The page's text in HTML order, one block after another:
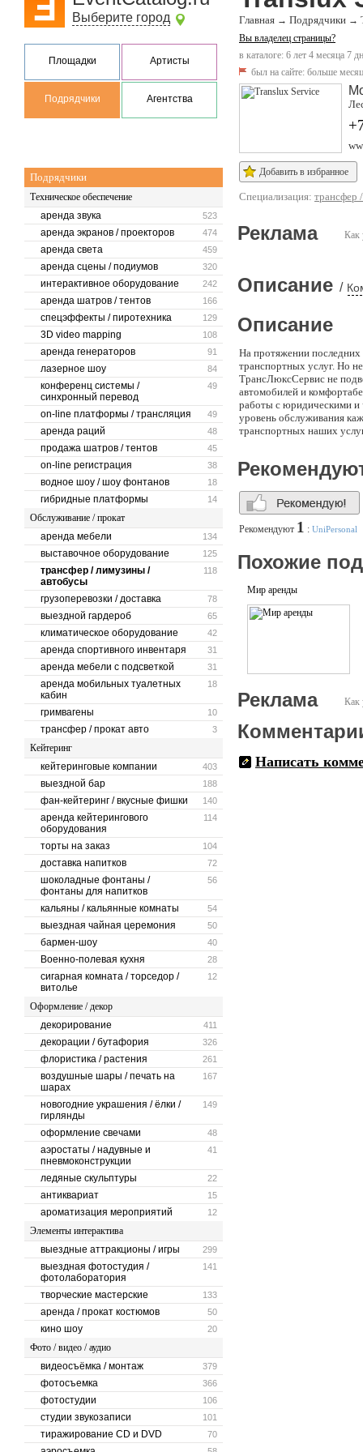
Выберите город
Площадки Артисты
Подрядчики Агентства
Подрядчики
Техническое обеспечение
523
аренда звука
474
аренда экранов / проекторов
459
аренда света
320
аренда сцены / подиумов
242
интерактивное оборудование
166
аренда шатров / тентов
129
спецэффекты / пиротехника
108
3D video mapping
91
аренда генераторов
84
лазерное шоу
49
конференц системы /
синхронный перевод
49
on-line платформы / трансляция
48
аренда раций
45
продажа шатров / тентов
38
on-line регистрация
18
водное шоу / шоу фонтанов
14
гибридные платформы
Обслуживание / прокат
134
аренда мебели
125
выставочное оборудование
118
трансфер / лимузины /
автобусы
78
грузоперевозки / доставка
65
выездной гардероб
42
климатическое оборудование
31
аренда спортивного инвентаря
31
аренда мебели с подсветкой
18
аренда мобильных туалетных
кабин
10
гримвагены
3
трансфер / прокат авто
Кейтеринг
403
кейтеринговые компании
188
выездной бар
140
фан-кейтеринг / вкусные фишки
114
аренда кейтерингового
оборудования
104
торты на заказ
72
доставка напитков
56
шоколадные фонтаны /
фонтаны для напитков
54
кальяны / кальянные комнаты
50
выездная чайная церемония
40
бармен-шоу
28
Военно-полевая кухня
12
сигарная комната / торседор /
витолье
Оформление / декор
411
декорирование
326
декорации / бутафория
261
флористика / растения
167
воздушные шары / печать на
шарах
149
новогодние украшения / ёлки /
гирлянды
48
оформление свечами
41
аэростаты / надувные и
пневмоконструкции
22
ледяные скульптуры
15
антиквариат
12
ароматизация мероприятий
Элементы интерактива
299
выездные аттракционы / игры
141
выездная фотостудия /
фотолаборатория
133
творческие мастерские
50
аренда / прокат костюмов
20
кино шоу
Фото / видео / аудио
379
видеосъёмка / монтаж
366
фотосъемка
106
фотостудии
101
студии звукозаписи
70
тиражирование CD и DVD
Главная → Подрядчики →
Вы владелец страницы?
в каталоге: 6 лет 4 месяца 7
был на сайте: больше
Добавить в избранное
Специализация: трансфер
Как
Реклама
Описание /
Описание
На протяжении последних
транспортных услуг. Но
ТрансЛюксСервис не
автомобилей и
работы с юридическими и
уровень обслуживания
транспортных наших
Рекомендуют 1 : UniPersonal
Похожие
Мир аренды
Как
Реклама
Написать